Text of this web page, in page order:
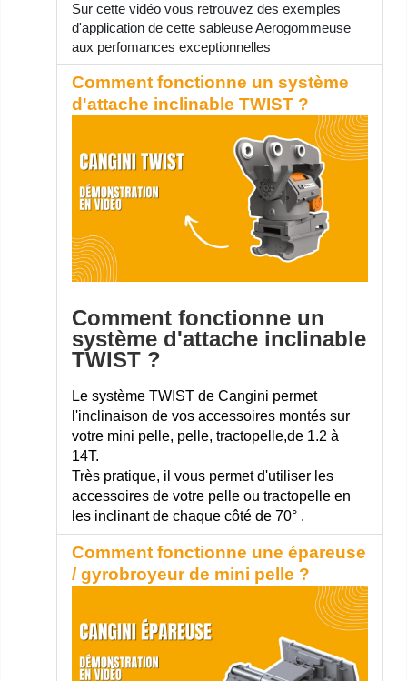
Sur cette vidéo vous retrouvez des exemples
d'application de cette sableuse Aerogommeuse
aux perfomances exceptionnelles
Comment fonctionne un système
d'attache inclinable TWIST ?
Comment fonctionne un
système d'attache inclinable
TWIST ?
Le système TWIST de Cangini permet
l'inclinaison de vos accessoires montés sur
votre mini pelle, pelle, tractopelle,de 1.2 à
14T.
Très pratique, il vous permet d'utiliser les
accessoires de votre pelle ou tractopelle en
les inclinant de chaque côté de 70° .
Comment fonctionne une épareuse
/ gyrobroyeur de mini pelle ?